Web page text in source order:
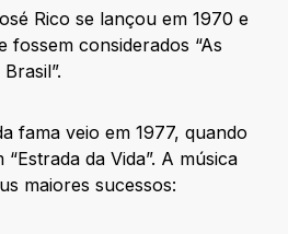
Rico se lançou em 1970 e
fossem considerados “As
fama veio em 1977, quando
da Vida”. A música
maiores sucessos: